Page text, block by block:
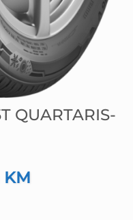
QUARTARIS-
KM